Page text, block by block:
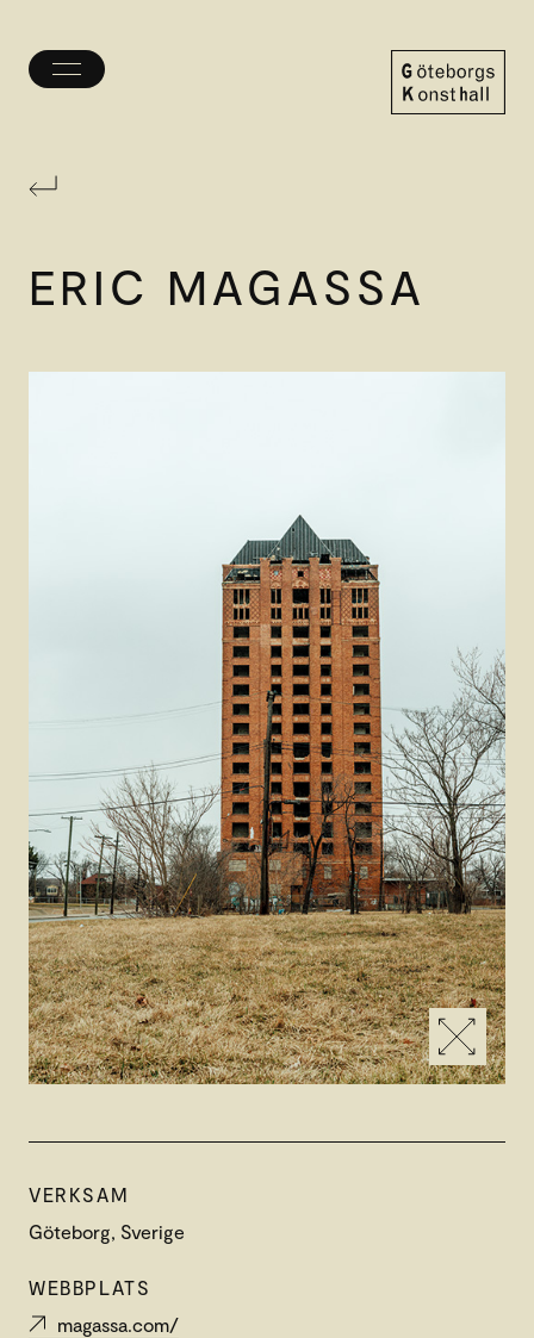
Öppna/stäng
ERIC MAGASSA
VERKSAM
Göteborg, Sverige
WEBBPLATS
magassa.com/